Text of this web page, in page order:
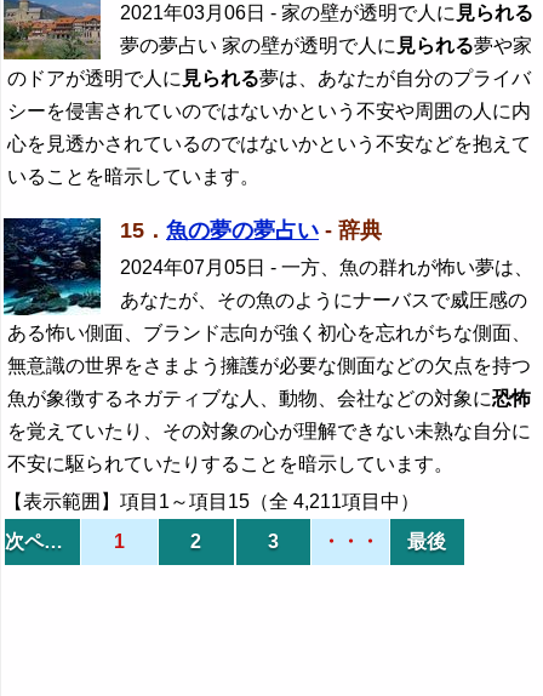
2021年03月06日 - 家の壁が透明で人に 見られる
夢の夢占い 家の壁が透明で人に 見られる夢や家
のドアが透明で人に 見られる夢は、あなたが自分のプライバ
シーを侵害されていのではないかという不安や周囲の人に内
心を見透かされているのではないかという不安などを抱えて
いることを暗示しています。
15． 魚の夢の夢占い - 辞典
2024年07月05日 - 一方、魚の群れが怖い夢は、
あなたが、その魚のようにナーバスで威圧感の
ある怖い側面、ブランド志向が強く初心を忘れがちな側面、
無意識の世界をさまよう擁護が必要な側面などの欠点を持つ
魚が象徴するネガティブな人、動物、会社などの対象に恐怖
を覚えていたり、その対象の心が理解できない未熟な自分に
不安に駆られていたりすることを暗示しています。
【表示範囲】項目1～項目15（全 4,211項目中）
次ページ
1 2 3 ・・・ 最後